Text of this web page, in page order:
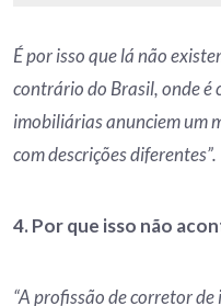
É por isso que lá não
contrário do Brasil, onde é
imobiliárias anunciem um
com descrições diferentes”.
4. Por que isso não
“A profissão de corretor